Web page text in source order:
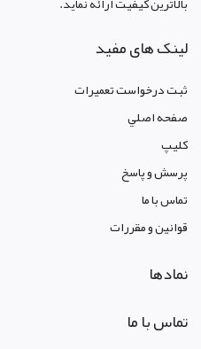
لینک های مفید
ثبت درخواست تعمیرات
صفحه اصلي
کليپ
پرسش و پاسخ
تماس با ما
قوانين و مقررات
نمادها
تماس با ما